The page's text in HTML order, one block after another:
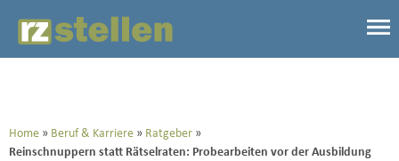
Home Beruf & Karriere
Ratgeber
Reinschnuppern statt Rätselraten: Probearbeiten vor der Ausbildung